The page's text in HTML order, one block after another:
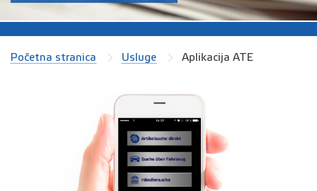
Početna stranica Usluge Aplikacija ATE